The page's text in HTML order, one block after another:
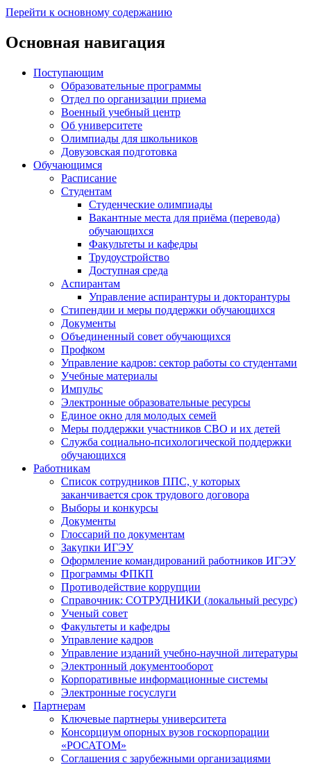
Перейти к основному содержанию
Основная навигация
Поступающим
Образовательные программы
Отдел по организации приема
Военный учебный центр
Об университете
Олимпиады для школьников
Довузовская подготовка
Обучающимся
Расписание
Студентам
Студенческие олимпиады
Вакантные места для приёма (перевода)
обучающихся
Факультеты и кафедры
Трудоустройство
Доступная среда
Аспирантам
Управление аспирантуры и докторантуры
Стипендии и меры поддержки обучающихся
Документы
Объединенный совет обучающихся
Профком
Управление кадров: сектор работы со студентами
Учебные материалы
Импульс
Электронные образовательные ресурсы
Единое окно для молодых семей
Меры поддержки участников СВО и их детей
Служба социально-психологической поддержки
обучающихся
Работникам
Список сотрудников ППС, у которых
заканчивается срок трудового договора
Выборы и конкурсы
Документы
Глоссарий по документам
Закупки ИГЭУ
Оформление командирований работников ИГЭУ
Программы ФПКП
Противодействие коррупции
Справочник: СОТРУДНИКИ (локальный ресурс)
Ученый совет
Факультеты и кафедры
Управление кадров
Управление изданий учебно-научной литературы
Электронный документооборот
Корпоративные информационные системы
Электронные госуслуги
Партнерам
Ключевые партнеры университета
Консорциум опорных вузов госкорпорации
«РОСАТОМ»
Соглашения с зарубежными организациями